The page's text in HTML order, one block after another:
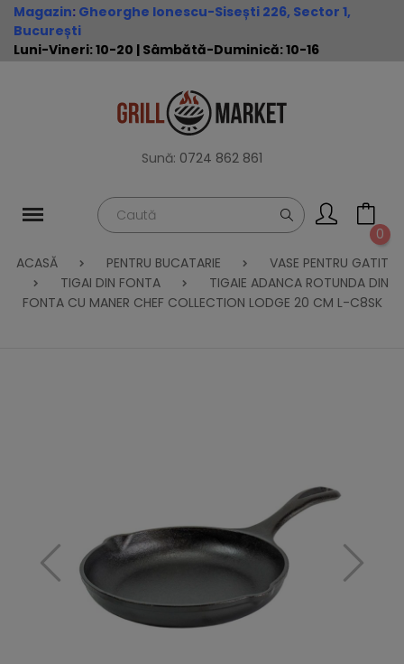
Magazin: Gheorghe Ionescu-Sisești 226, Sector 1,
București
Luni-Vineri: 10-20 | Sâmbătă-Duminică: 10-16
Sună: 0724 862 861
0
ACASĂ
PENTRU BUCATARIE
VASE PENTRU GATIT
TIGAI DIN FONTA
TIGAIE ADANCA ROTUNDA DIN
FONTA CU MANER CHEF COLLECTION LODGE 20 CM L-C8SK